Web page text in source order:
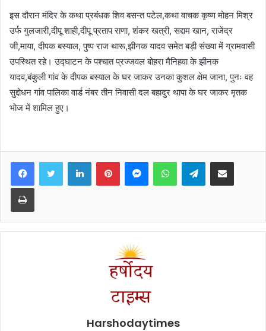
इस दौरान मंदिर के कथा प्रबंधक शिव बसन्त पटेल,कथा वाचक कृष्ण मोहन मिश्र
उर्फ गुलजारी,दीपू शाही,दीपू प्रताप राणा, शंकर खत्री, सद्दाम खान, राजेंद्र
जी,माया, दीपक बस्याल, पुष्प राज थारू,झीनक यादव समेत बड़ी संख्या में ग्रामवासी
उपस्थित रहे। उद्घाटन के पश्चात प्रज्जवल बोहरा मैनिहवा के झीनक
यादव,बंकुली गांव के दीपक बस्याल के घर जाकर उनका कुशल क्षेम जाना, पुनः वह
सुद्दोधन गांव पालिका वार्ड नंबर तीन निवासी दल बहादुर थापा के घर जाकर मृतक
भोज में शामिल हुए।
FacebookTwitter LinkedInPinterestMessengerWhatsAppTelegramShare via Email
Print
Harshodaytimes